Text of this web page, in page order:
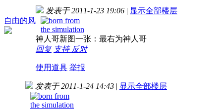
自由的风
发表于 2011-1-23 19:06 | 显示全部楼层
神人哥新图一张：最右为神人哥
回复 支持 反对
使用道具 举报
发表于 2011-1-24 14:43 | 显示全部楼层